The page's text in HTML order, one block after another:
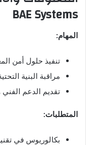
BAE Systems
المهام:
تنفيذ حلول أمن
مراقبة البنية
تقديم الدعم
المتطلبات:
بكالوريوس في